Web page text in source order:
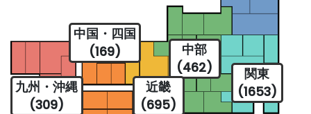
関東
(1653)
中部
(462)
近畿
(695)
中国・四国
(169)
九州・沖縄
(309)